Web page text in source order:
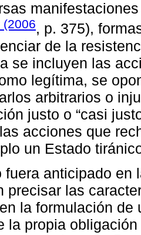
(2006, p. 375),
de la
se incluyen las
legítima, se
arbitrarios o
justo o “casi
acciones que
un Estado
fuera anticipado en
precisar las
la formulación
la propia